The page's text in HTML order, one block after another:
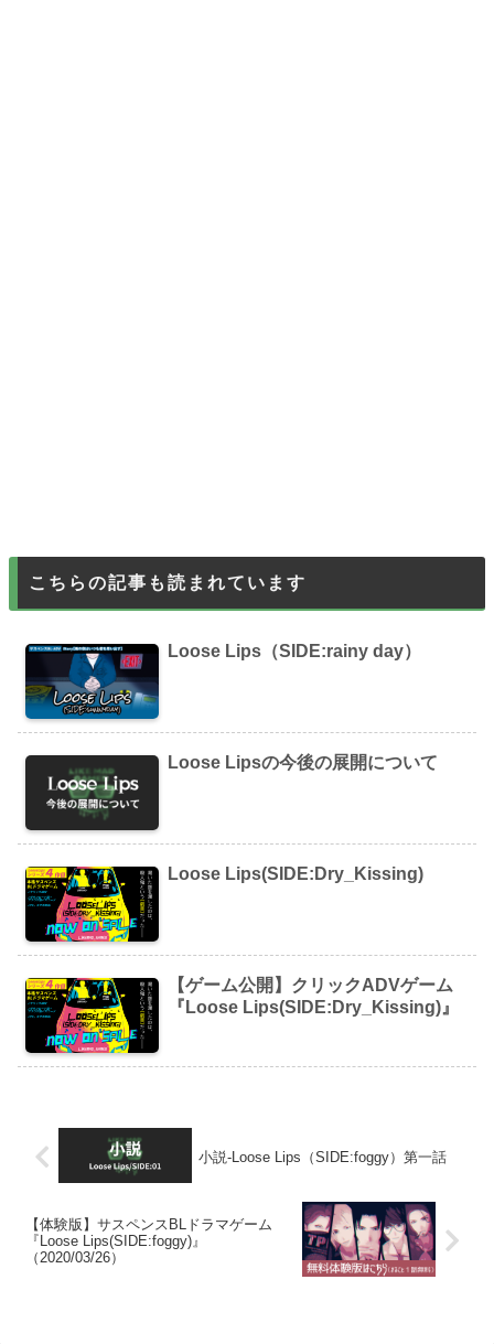
こちらの記事も読まれています
Loose Lips（SIDE:rainy day）
Loose Lipsの今後の展開について
Loose Lips(SIDE:Dry_Kissing)
【ゲーム公開】クリックADVゲーム
『Loose Lips(SIDE:Dry_Kissing)』
小説-Loose Lips（SIDE:foggy）第一話
【体験版】サスペンスBLドラマゲーム
『Loose Lips(SIDE:foggy)』
（2020/03/26）